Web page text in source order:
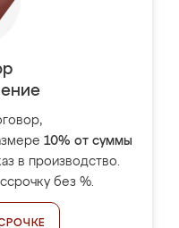
10% от суммы
в производство.
без %.